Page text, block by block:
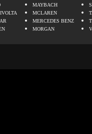
MAYBACH
MCLAREN
MERCEDES BENZ
MORGAN